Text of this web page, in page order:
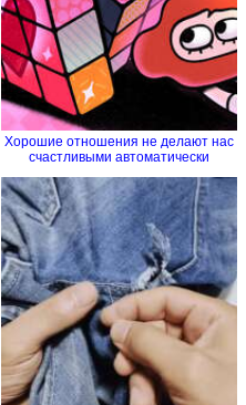
Хорошие отношения не делают нас
счастливыми автоматически